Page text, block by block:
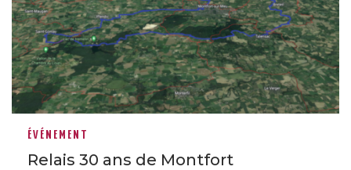
ÉVÉNEMENT
Relais 30 ans de Montfort